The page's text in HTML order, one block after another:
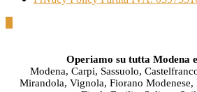
Operiamo su tutta Modena
Modena, Carpi, Sassuolo,
Mirandola, Vignola, Fiorano